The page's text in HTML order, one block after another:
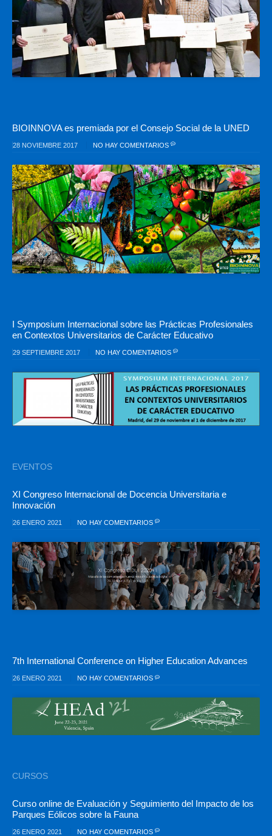
BIOINNOVA es premiada por el Consejo Social de la UNED
28 NOVIEMBRE 2017 NO HAY COMENTARIOS
I Symposium Internacional sobre las Prácticas Profesionales
en Contextos Universitarios de Carácter Educativo
29 SEPTIEMBRE 2017 NO HAY COMENTARIOS
EVENTOS
XI Congreso Internacional de Docencia Universitaria e
Innovación
26 ENERO 2021 NO HAY COMENTARIOS
7th International Conference on Higher Education Advances
26 ENERO 2021 NO HAY COMENTARIOS
CURSOS
Curso online de Evaluación y Seguimiento del Impacto de los
Parques Eólicos sobre la Fauna
26 ENERO 2021 NO HAY COMENTARIOS